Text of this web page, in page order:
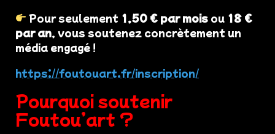
Pour seulement 1,50 € par mois ou 18 €
par an, vous soutenez concrètement un
média engagé !
https://foutouart.fr/inscription/
Pourquoi soutenir
Foutou’art ?